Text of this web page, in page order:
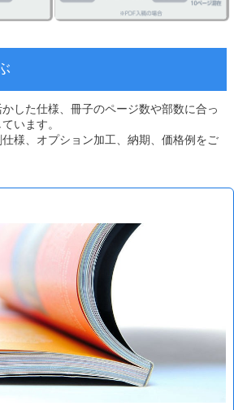
した仕様、冊子のページ数や部数に合っ
います。
様、オプション加工、納期、価格例をご